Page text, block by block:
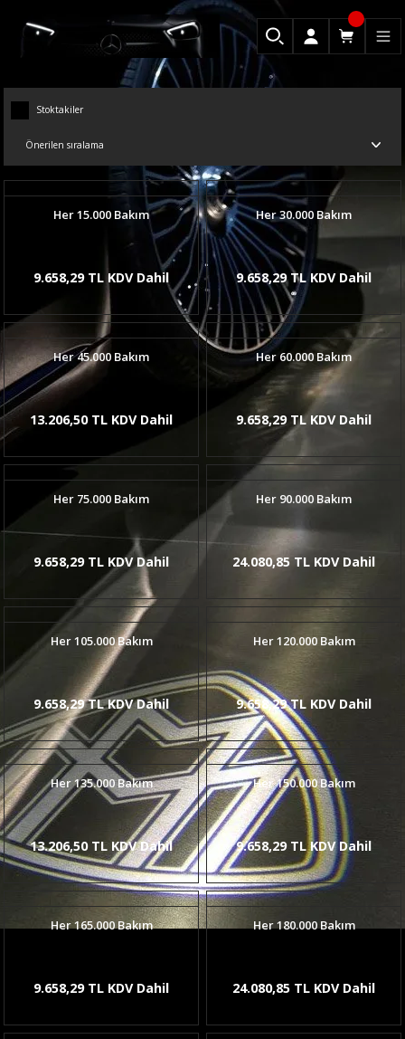
Stoktakiler
Her 15.000 Bakım
9.658,29 TL KDV Dahil
Her 30.000 Bakım
9.658,29 TL KDV Dahil
Her 45.000 Bakım
13.206,50 TL KDV Dahil
Her 60.000 Bakım
9.658,29 TL KDV Dahil
Her 75.000 Bakım
9.658,29 TL KDV Dahil
Her 90.000 Bakım
24.080,85 TL KDV Dahil
Her 105.000 Bakım
9.658,29 TL KDV Dahil
Her 120.000 Bakım
9.658,29 TL KDV Dahil
Her 135.000 Bakım
13.206,50 TL KDV Dahil
Her 150.000 Bakım
9.658,29 TL KDV Dahil
Her 165.000 Bakım
9.658,29 TL KDV Dahil
Her 180.000 Bakım
24.080,85 TL KDV Dahil